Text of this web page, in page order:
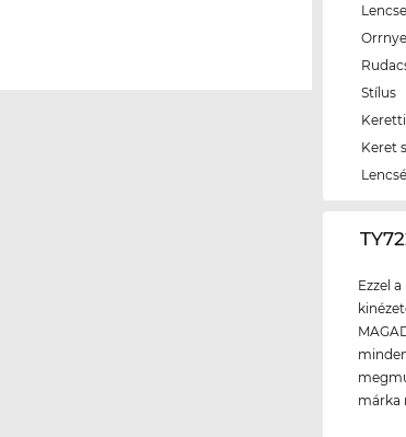
Stílus
Keret
Ezzel
márka